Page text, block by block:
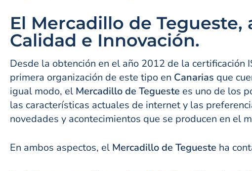
El Mercadillo de
Calidad e Innovación.
Desde la obtención en el año 2012 de la certificación
primera organización de este tipo en Canarias que
igual modo, el Mercadillo de Tegueste es uno de los
las características actuales de internet y las
novedades y acontecimientos que se producen en el
En ambos aspectos, el Mercadillo de Tegueste ha